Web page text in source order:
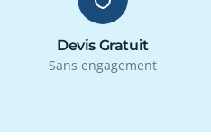
Devis Gratuit
Sans engagement